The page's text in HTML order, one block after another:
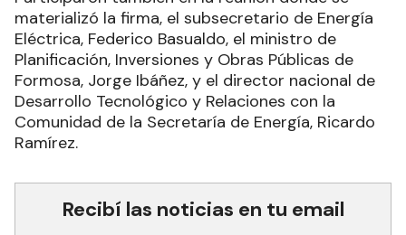
materializó la firma, el subsecretario de Energía
Eléctrica, Federico Basualdo, el ministro de
Planificación, Inversiones y Obras Públicas de
Formosa, Jorge Ibáñez, y el director nacional de
Desarrollo Tecnológico y Relaciones con la
Comunidad de la Secretaría de Energía, Ricardo
Ramírez.
Recibí las noticias en tu email